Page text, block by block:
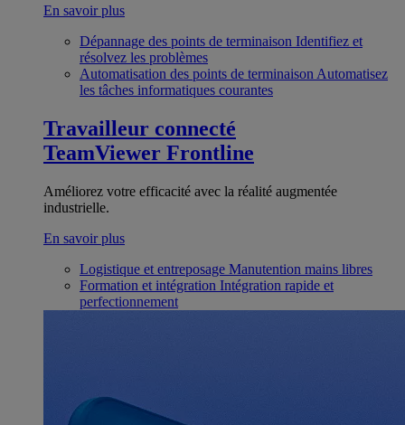
En savoir plus
Dépannage des points de terminaison Identifiez et
résolvez les problèmes
Automatisation des points de terminaison Automatisez
les tâches informatiques courantes
Travailleur connecté
TeamViewer Frontline
Améliorez votre efficacité avec la réalité augmentée
industrielle.
En savoir plus
Logistique et entreposage Manutention mains libres
Formation et intégration Intégration rapide et
perfectionnement